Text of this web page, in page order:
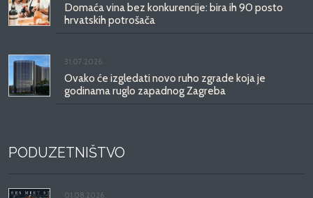
Domaća vina bez konkurencije: bira ih 90 posto
hrvatskih potrošača
31.07.2026.
Ovako će izgledati novo ruho zgrade koja je
godinama ruglo zapadnog Zagreba
PODUZETNIŠTVO
01.08.2026.